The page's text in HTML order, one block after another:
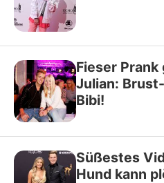
Fieser Prank
Julian:
Bibi!
Süßestes
Hund kann